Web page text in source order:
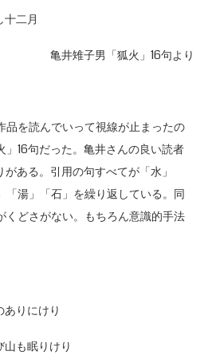
二月
亀井雉子男「狐火」16句より
を読んでいって視線が止まったの
」16句だった。亀井さんの良い読者
ある。引用の句すべてが「水」
「湯」「石」を繰り返している。同
くどさがない。もちろん意識的手法
りにけり
も眠りけり